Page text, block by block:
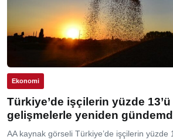
Ekonomi
Türkiye’de işçilerin yüzde
gelişmelerle yeniden
AA kaynak görseli Türkiye’de işçilerin yüzde